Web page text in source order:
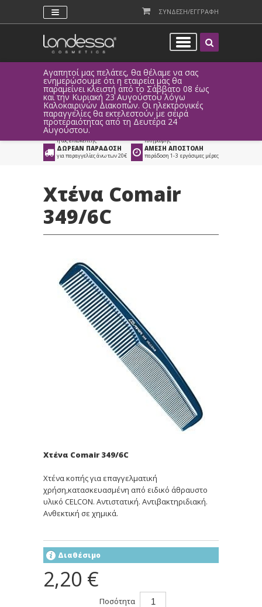
ΣΥΝΔΕΣΗ/ΕΓΓΡΑΦΗ
Αγαπητοί μας πελάτες, θα θέλαμε να σας
ενημερώσουμε ότι η εταιρεία μας θα
παραμείνει κλειστή από το Σάββατο 08 έως
και την Κυριακή 23 Αυγούστου λόγω
Καλοκαιρινών Διακοπών. Οι ηλεκτρονικές
παραγγελίες θα εκτελεστούν με σειρά
προτεραιότητας από τη Δευτέρα 24
Αυγούστου.
Προϊόντα >
Είδη Κομμωτηρίου
>
Χτένες > Comair
ΑΜΕΣΗ ΣΥΝΔΕΣΗ
Facebook, Gmail
ή ως επισκέπτης
ΕΥΚΟΛΕΣ ΑΓΟΡΕΣ
πληρωμής
ΔΩΡΕΑΝ ΠΑΡΑΔΟΣΗ
για παραγγελίες άνω των 20€
ΑΜΕΣΗ ΑΠΟΣΤΟΛΗ
παράδοση 1-3 εργάσιμες μέρες
Χτένα Comair
349/6C
Χτένα Comair 349/6C
Χτένα κοπής για επαγγελματική
χρήση,κατασκευασμένη από ειδικό άθραυστο
υλικό CELCON. Αντιστατική. Αντιβακτηριδιακή.
Ανθεκτική σε χημικά.
Διαθέσιμο
2,20 €
Ποσότητα